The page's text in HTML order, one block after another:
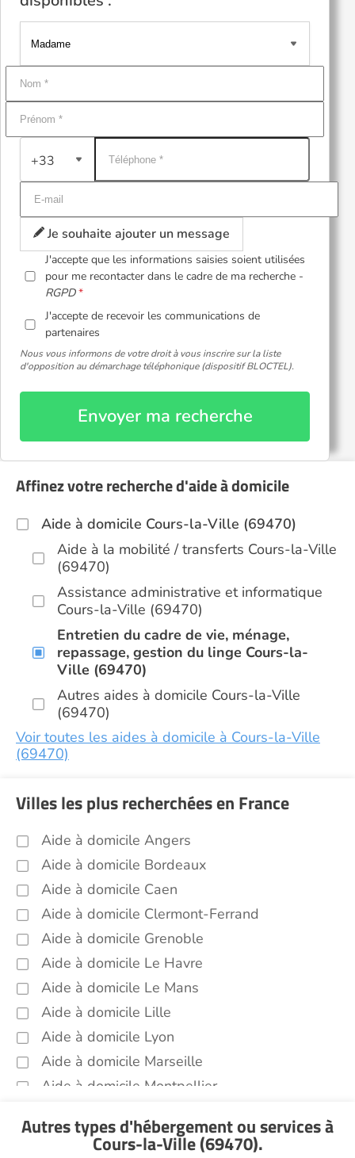
+33
Je souhaite ajouter un message
J'accepte que les informations saisies soient utilisées
pour me recontacter dans le cadre de ma recherche -
RGPD
J'accepte de recevoir les communications de
partenaires
Nous vous informons de votre droit à vous inscrire sur la liste
d'opposition au démarchage téléphonique (dispositif BLOCTEL).
Envoyer ma recherche
Affinez votre recherche d'aide à domicile
Aide à domicile Cours-la-Ville (69470)
Aide à la mobilité / transferts Cours-la-Ville
(69470)
Assistance administrative et informatique
Cours-la-Ville (69470)
Entretien du cadre de vie, ménage,
repassage, gestion du linge Cours-la-
Ville (69470)
Autres aides à domicile Cours-la-Ville
(69470)
Voir toutes les aides à domicile à Cours-la-Ville
(69470)
Villes les plus recherchées en France
Aide à domicile Angers
Aide à domicile Bordeaux
Aide à domicile Caen
Aide à domicile Clermont-Ferrand
Aide à domicile Grenoble
Aide à domicile Le Havre
Aide à domicile Le Mans
Aide à domicile Lille
Aide à domicile Lyon
Aide à domicile Marseille
Aide à domicile Montpellier
Aide à domicile Nice
Autres types d'hébergement ou servicesà
Cours-la-Ville (69470).